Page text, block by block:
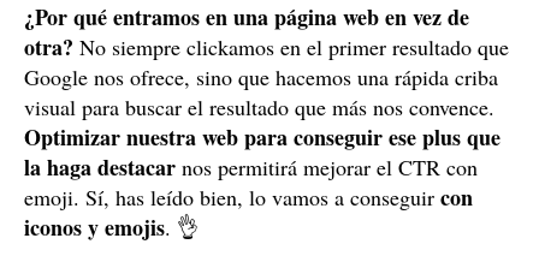
¿Por qué entramos en una página web en vez de
otra? No siempre clickamos en el primer resultado que
Google nos ofrece, sino que hacemos una rápida criba
visual para buscar el resultado que más nos convence.
Optimizar nuestra web para conseguir ese plus que
la haga destacar nos permitirá mejorar el CTR con
emoji. Sí, has leído bien, lo vamos a conseguir con
iconos y emojis. 👌